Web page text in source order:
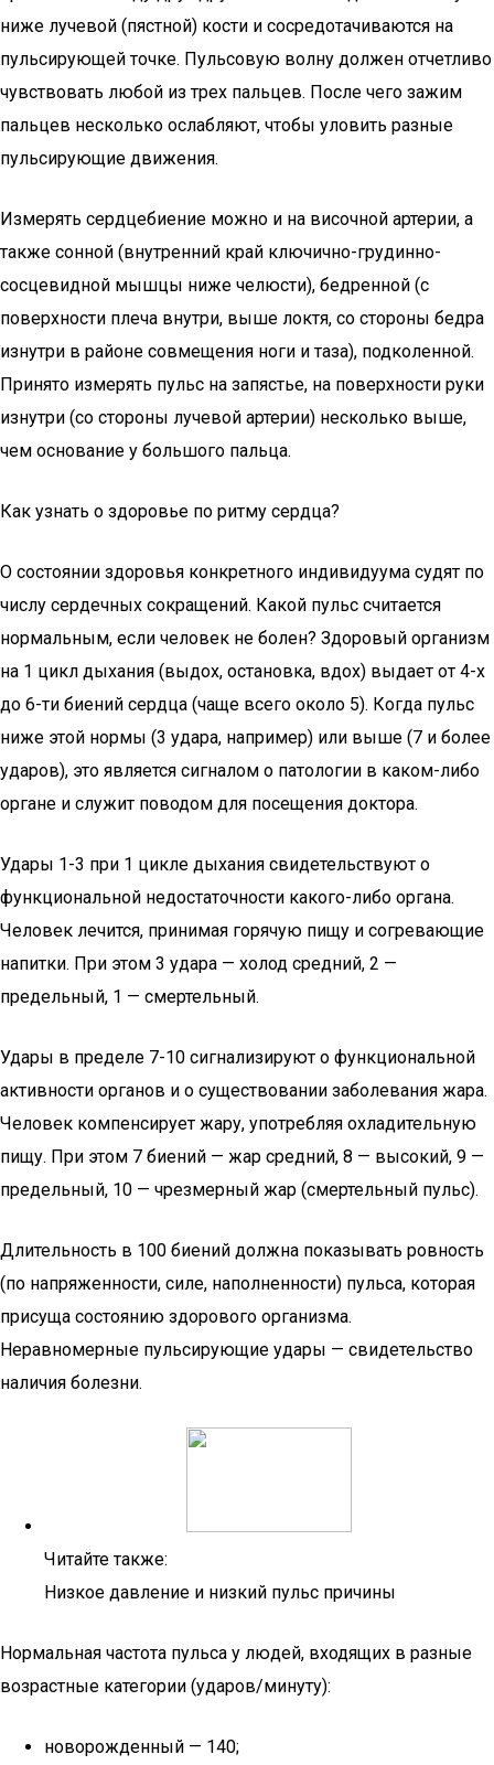
ниже лучевой (пястной) кости и сосредотачиваются на
пульсирующей точке. Пульсовую волну должен отчетливо
чувствовать любой из трех пальцев. После чего зажим
пальцев несколько ослабляют, чтобы уловить разные
пульсирующие движения.
Измерять сердцебиение можно и на височной артерии, а
также сонной (внутренний край ключично-грудинно-
сосцевидной мышцы ниже челюсти), бедренной (с
поверхности плеча внутри, выше локтя, со стороны бедра
изнутри в районе совмещения ноги и таза), подколенной.
Принято измерять пульс на запястье, на поверхности руки
изнутри (со стороны лучевой артерии) несколько выше,
чем основание у большого пальца.
Как узнать о здоровье по ритму сердца?
О состоянии здоровья конкретного индивидуума судят по
числу сердечных сокращений. Какой пульс считается
нормальным, если человек не болен? Здоровый организм
на 1 цикл дыхания (выдох, остановка, вдох) выдает от 4-х
до 6-ти биений сердца (чаще всего около 5). Когда пульс
ниже этой нормы (3 удара, например) или выше (7 и более
ударов), это является сигналом о патологии в каком-либо
органе и служит поводом для посещения доктора.
Удары 1-3 при 1 цикле дыхания свидетельствуют о
функциональной недостаточности какого-либо органа.
Человек лечится, принимая горячую пищу и согревающие
напитки. При этом 3 удара — холод средний, 2 —
предельный, 1 — смертельный.
Удары в пределе 7-10 сигнализируют о функциональной
активности органов и о существовании заболевания жара.
Человек компенсирует жару, употребляя охладительную
пищу. При этом 7 биений — жар средний, 8 — высокий, 9 —
предельный, 10 — чрезмерный жар (смертельный пульс).
Длительность в 100 биений должна показывать ровность
(по напряженности, силе, наполненности) пульса, которая
присуща состоянию здорового организма.
Неравномерные пульсирующие удары — свидетельство
наличия болезни.
Читайте также:
Низкое давление и низкий пульс причины
Нормальная частота пульса у людей, входящих в разные
возрастные категории (ударов/минуту):
новорожденный — 140;